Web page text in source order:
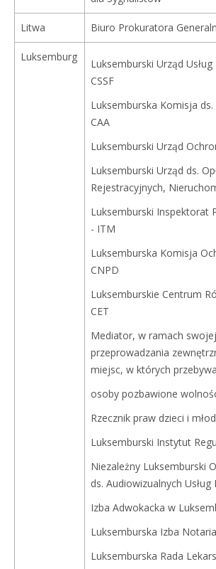
Litwa Biuro Prokuratora
Luksemburg
Luksemburski Urząd
CSSF
Luksemburska Komisja
CAA
Luksemburski Urząd
Luksemburski Urząd ds.
Rejestracyjnych,
Luksemburski Inspektorat
- ITM
Luksemburska Komisja
CNPD
Luksemburskie Centrum
CET
Mediator, w ramach
przeprowadzania
miejsc, w których
osoby pozbawione
Rzecznik praw dzieci i
Luksemburski Instytut
Niezależny Luksemburski
ds. Audiowizualnych
Izba Adwokacka w
Luksemburska Izba
Luksemburska Rada